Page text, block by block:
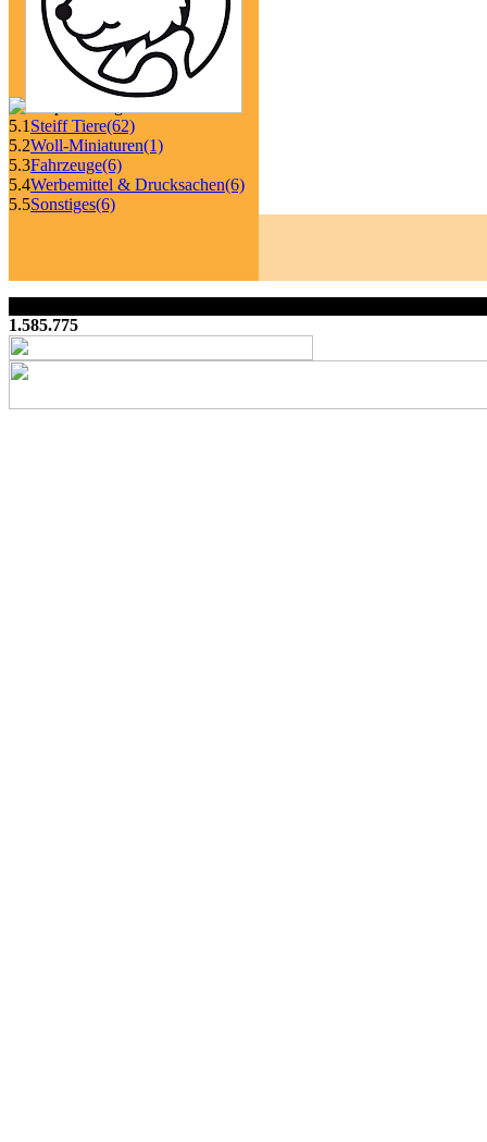
5.1 Steiff Tiere(62)
5.2Woll-Miniaturen(1)
5.3Fahrzeuge(6)
5.4Werbemittel & Drucksachen(6)
5.5Sonstiges(6)
1.585.775